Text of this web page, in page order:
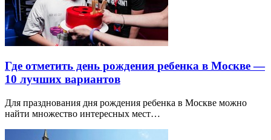
Где отметить день рождения ребенка в Москве —
10 лучших вариантов
Для празднования дня рождения ребенка в Москве можно
найти множество интересных мест…